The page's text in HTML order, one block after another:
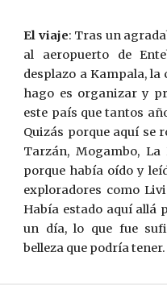
El viaje: Tras un
al aeropuerto de
desplazo a Kampala,
hago es organizar y
este país que tantos
Quizás porque aquí se
Tarzán, Mogambo,
porque había oído y
exploradores como
Había estado aquí allá
un día, lo que fue
belleza que podría tener.